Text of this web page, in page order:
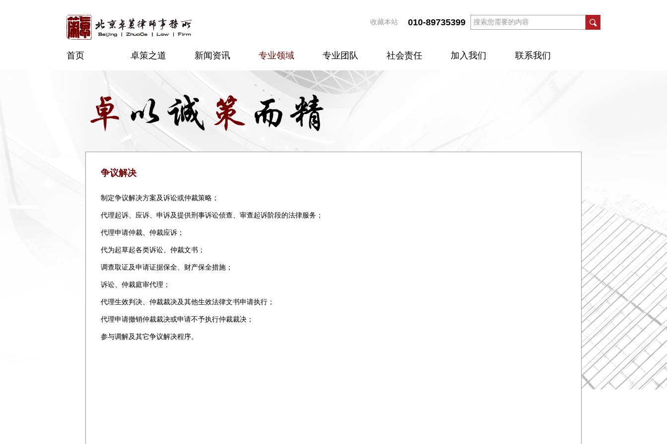
收藏本站 010-89735399
首页 卓策之道 新闻资讯 专业领域 专业团队 社会责任 加入我们 联系我们
争议解决
制定争议解决方案及诉讼或仲裁策略；
代理起诉、应诉、申诉及提供刑事诉讼侦查、审查起诉阶段的法律服务；
代理申请仲裁、仲裁应诉；
代为起草起各类诉讼、仲裁文书；
调查取证及申请证据保全、财产保全措施；
诉讼、仲裁庭审代理；
代理生效判决、仲裁裁决及其他生效法律文书申请执行；
代理申请撤销仲裁裁决或申请不予执行仲裁裁决；
参与调解及其它争议解决程序。